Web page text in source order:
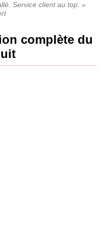
Service client au top. »
complète du